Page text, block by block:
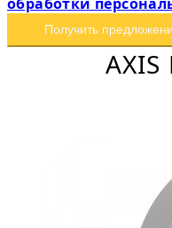
Получить
AXIS